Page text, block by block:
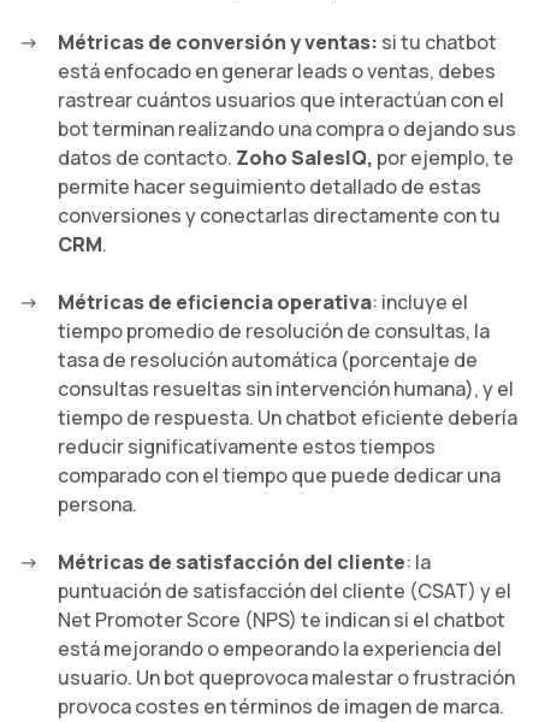
Métricas de conversión y ventas: si tu chatbot
está enfocado en generar leads o ventas, debes
rastrear cuántos usuarios que interactúan con el
bot terminan realizando una compra o dejando sus
datos de contacto. Zoho SalesIQ, por ejemplo, te
permite hacer seguimiento detallado de estas
conversiones y conectarlas directamente con tu
CRM.
Métricas de eficiencia operativa: incluye el
tiempo promedio de resolución de consultas, la
tasa de resolución automática (porcentaje de
consultas resueltas sin intervención humana), y el
tiempo de respuesta. Un chatbot eficiente debería
reducir significativamente estos tiempos
comparado con el tiempo que puede dedicar una
persona.
Métricas de satisfacción del cliente: la
puntuación de satisfacción del cliente (CSAT) y el
Net Promoter Score (NPS) te indican si el chatbot
está mejorando o empeorando la experiencia del
usuario. Un bot queprovoca malestar o frustración
provoca costes en términos de imagen de marca.